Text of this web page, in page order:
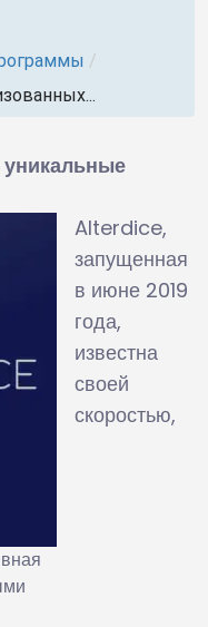
/
Alterdice,
запущенная
в июне 2019
года,
известна
своей
скоростью,